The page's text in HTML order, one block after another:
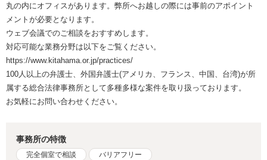
丸の内にオフィスがあります。弊所へお越しの際には事前のアポイント
メントが必要となります。
ウェブ会議でのご相談をおすすめします。
対応可能な業務分野は以下をご覧ください。
https://www.kitahama.or.jp/practices/
100人以上の弁護士、外国弁護士(アメリカ、フランス、中国、台湾)が所
属する総合法律事務所として多種多様な案件を取り扱っております。
お気軽にお問い合わせください。
事務所の特徴
完全個室で相談 バリアフリー